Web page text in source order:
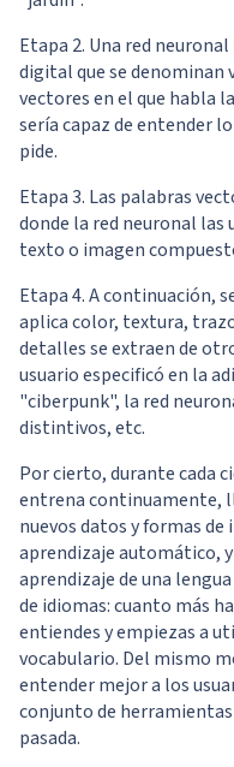
Etapa 2. Una red
digital que se denominan
vectores en el que habla
sería capaz de entender
pide.
Etapa 3. Las palabras
donde la red neuronal
texto o imagen
Etapa 4. A continuación,
aplica color, textura,
detalles se extraen de
usuario especificó en la
"ciberpunk", la red
distintivos, etc.
Por cierto, durante cada
entrena continuamente,
nuevos datos y formas
aprendizaje automático,
aprendizaje de una
de idiomas: cuanto más
entiendes y empiezas a
vocabulario. Del mismo
entender mejor a los
conjunto de
pasada.